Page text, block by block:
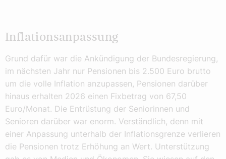
Inflationsanpassung
Grund dafür war die Ankündigung der Bundesregierung,
im nächsten Jahr nur Pensionen bis 2.500 Euro brutto
um die volle Inflation anzupassen, Pensionen darüber
hinaus erhalten 2026 einen Fixbetrag von 67,50
Euro/Monat. Die Entrüstung der Seniorinnen und
Senioren darüber war enorm. Verständlich, denn mit
einer Anpassung unterhalb der Inflationsgrenze verlieren
die Pensionen trotz Erhöhung an Wert. Unterstützung